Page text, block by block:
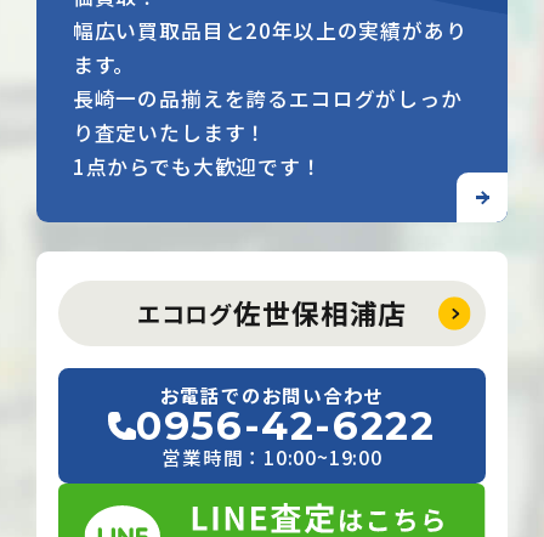
幅広い買取品目と20年以上の実績があり
ます。
長崎一の品揃えを誇るエコログがしっか
り査定いたします！
1点からでも大歓迎です！
エコログ佐世保相浦店
お電話でのお問い合わせ
0956-42-6222
営業時間：10:00~19:00